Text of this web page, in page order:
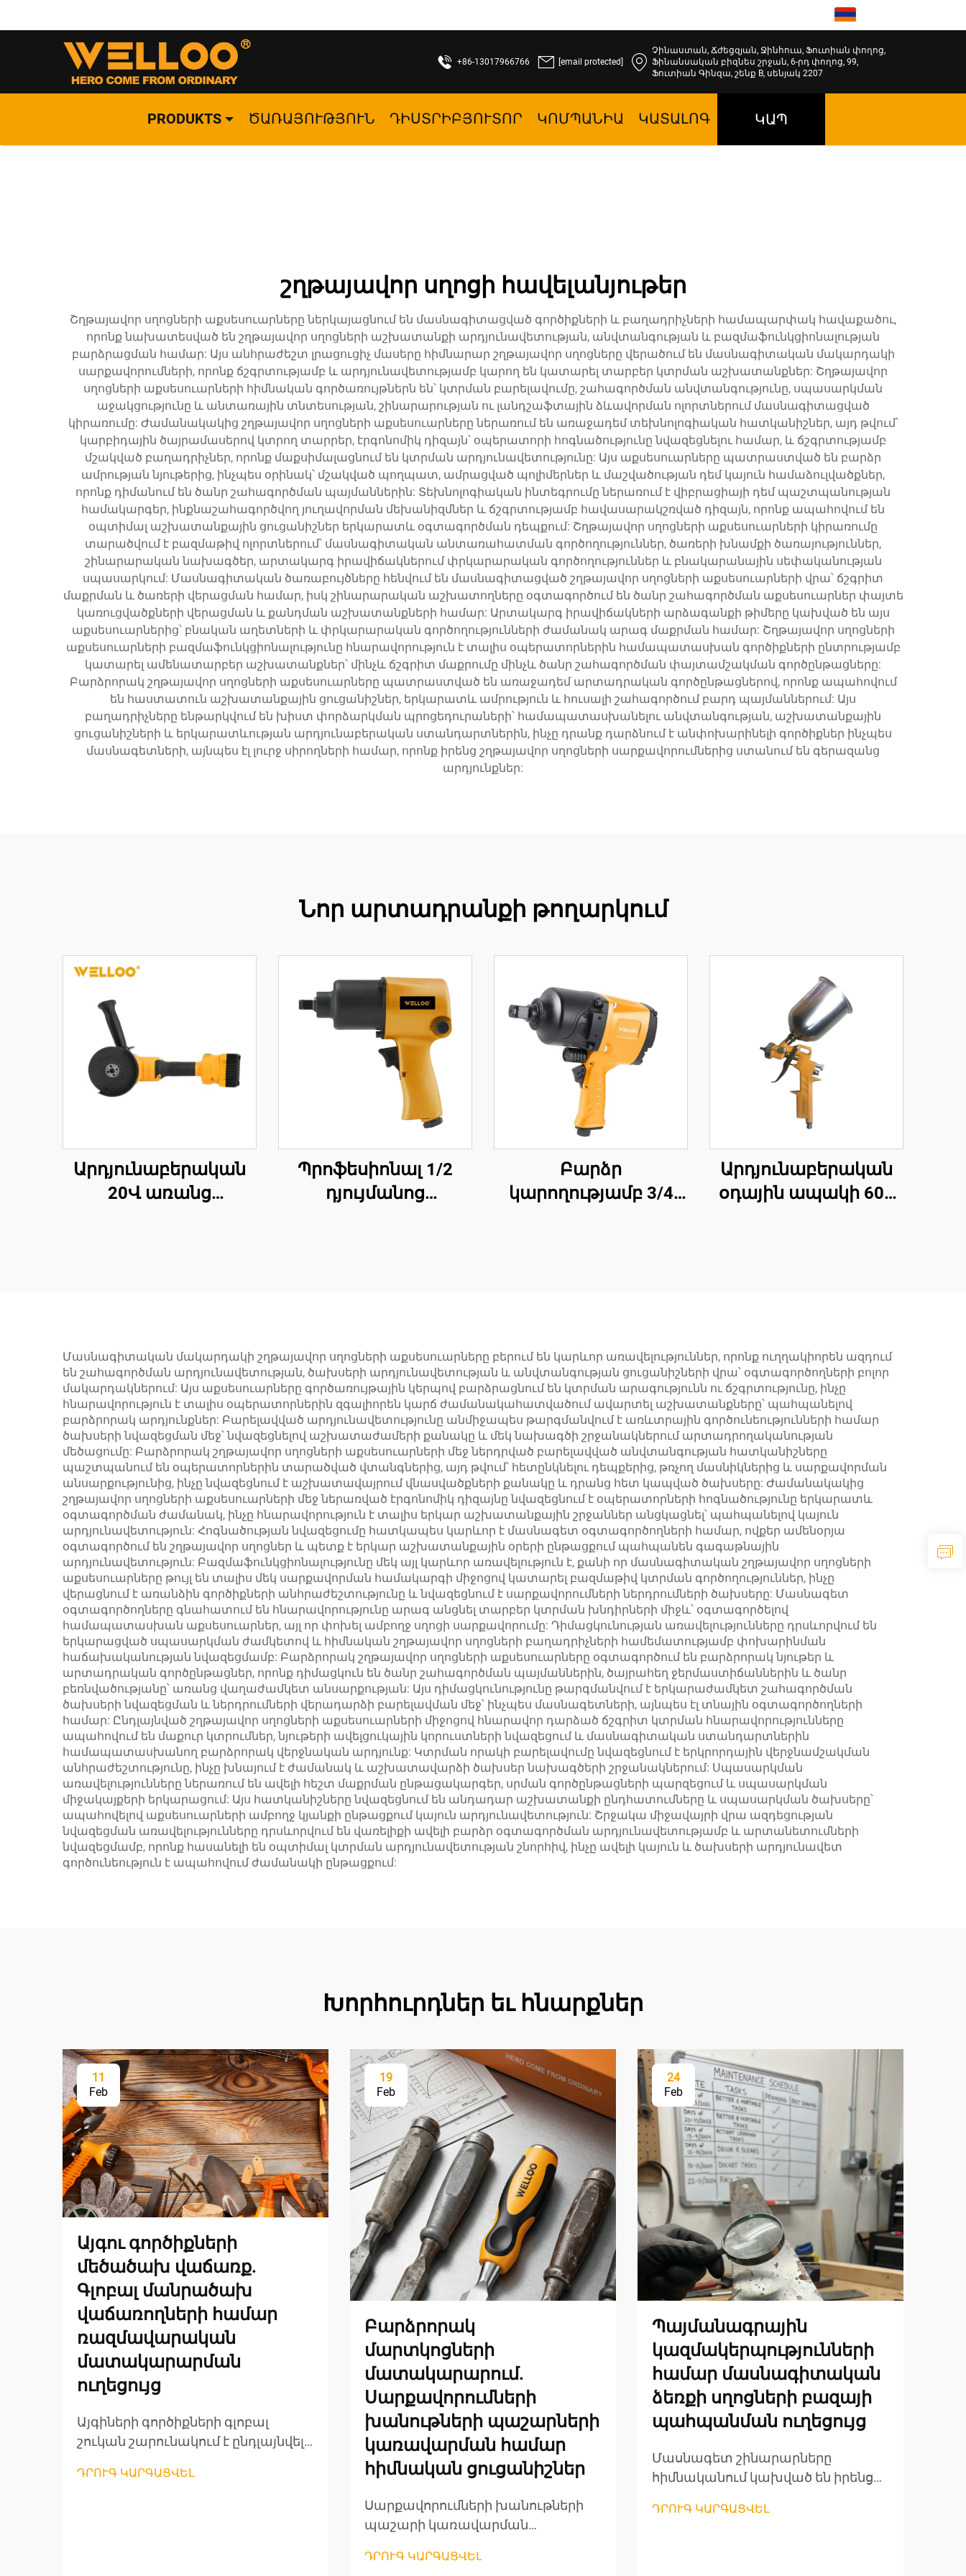
+86-13017966766 [email protected]
Չինաստան, Ճժեցզյան, Ջինհուա, Ֆուտիան փողոց,
Ֆինանսական բիզնես շրջան, 6-րդ փողոց, 99,
Ֆուտիան Գինզա, շենք B, սենյակ 2207
PRODUKTS ԾԱՌԱՅՈՒԹՅՈՒՆ ԴԻՍՏՐԻԲՅՈՒՏՈՐ ԿՈՄՊԱՆԻԱ ԿԱՏԱԼՈԳ ԿԱՊ
շղթայավոր սղոցի հավելանյութեր
Շղթայավոր սղոցների աքսեսուարները ներկայացնում են մասնագիտացված գործիքների և բաղադրիչների համապարփակ հավաքածու,
որոնք նախատեսված են շղթայավոր սղոցների աշխատանքի արդյունավետության, անվտանգության և բազմաֆունկցիոնալության
բարձրացման համար: Այս անհրաժեշտ լրացուցիչ մասերը հիմնարար շղթայավոր սղոցները վերածում են մասնագիտական մակարդակի
սարքավորումների, որոնք ճշգրտությամբ և արդյունավետությամբ կարող են կատարել տարբեր կտրման աշխատանքներ: Շղթայավոր
սղոցների աքսեսուարների հիմնական գործառույթներն են՝ կտրման բարելավումը, շահագործման անվտանգությունը, սպասարկման
աջակցությունը և անտառային տնտեսության, շինարարության ու լանդշաֆտային ձևավորման ոլորտներում մասնագիտացված
կիրառումը: Ժամանակակից շղթայավոր սղոցների աքսեսուարները ներառում են առաջադեմ տեխնոլոգիական հատկանիշներ, այդ թվում՝
կարբիդային ծայրամասերով կտրող տարրեր, էրգոնոմիկ դիզայն՝ օպերատորի հոգնածությունը նվազեցնելու համար, և ճշգրտությամբ
մշակված բաղադրիչներ, որոնք մաքսիմալացնում են կտրման արդյունավետությունը: Այս աքսեսուարները պատրաստված են բարձր
ամրության նյութերից, ինչպես օրինակ՝ մշակված պողպատ, ամրացված պոլիմերներ և մաշվածության դեմ կայուն համաձուլվածքներ,
որոնք դիմանում են ծանր շահագործման պայմաններին: Տեխնոլոգիական ինտեգրումը ներառում է վիբրացիայի դեմ պաշտպանության
համակարգեր, ինքնաշահագործվող յուղավորման մեխանիզմներ և ճշգրտությամբ հավասարակշռված դիզայն, որոնք ապահովում են
օպտիմալ աշխատանքային ցուցանիշներ երկարատև օգտագործման դեպքում: Շղթայավոր սղոցների աքսեսուարների կիրառումը
տարածվում է բազմաթիվ ոլորտներում՝ մասնագիտական անտառահատման գործողություններ, ծառերի խնամքի ծառայություններ,
շինարարական նախագծեր, արտակարգ իրավիճակներում փրկարարական գործողություններ և բնակարանային սեփականության
սպասարկում: Մասնագիտական ծառաբույծները հենվում են մասնագիտացված շղթայավոր սղոցների աքսեսուարների վրա՝ ճշգրիտ
մաքրման և ծառերի վերացման համար, իսկ շինարարական աշխատողները օգտագործում են ծանր շահագործման աքսեսուարներ փայտե
կառուցվածքների վերացման և քանդման աշխատանքների համար: Արտակարգ իրավիճակների արձագանքի թիմերը կախված են այս
աքսեսուարներից՝ բնական աղետների և փրկարարական գործողությունների ժամանակ արագ մաքրման համար: Շղթայավոր սղոցների
աքսեսուարների բազմաֆունկցիոնալությունը հնարավորություն է տալիս օպերատորներին համապատասխան գործիքների ընտրությամբ
կատարել ամենատարբեր աշխատանքներ՝ մինչև ճշգրիտ մաքրումը մինչև ծանր շահագործման փայտամշակման գործընթացները:
Բարձրորակ շղթայավոր սղոցների աքսեսուարները պատրաստված են առաջադեմ արտադրական գործընթացներով, որոնք ապահովում
են հաստատուն աշխատանքային ցուցանիշներ, երկարատև ամրություն և հուսալի շահագործում բարդ պայմաններում: Այս
բաղադրիչները ենթարկվում են խիստ փորձարկման պրոցեդուրաների՝ համապատասխանելու անվտանգության, աշխատանքային
ցուցանիշների և երկարատևության արդյունաբերական ստանդարտներին, ինչը դրանք դարձնում է անփոխարինելի գործիքներ ինչպես
մասնագետների, այնպես էլ լուրջ սիրողների համար, որոնք իրենց շղթայավոր սղոցների սարքավորումներից ստանում են գերազանց
արդյունքներ:
Նոր արտադրանքի թողարկում
Արդյունաբերական
20Վ առանց
մաքրման գործիքի
համար
Պրոֆեսիոնալ 1/2
դյույմանոց
Բարձր
կարողությամբ 3/4
համար
Արդյունաբերական
օդային ապակի 600
Մասնագիտական մակարդակի շղթայավոր սղոցների աքսեսուարները բերում են կարևոր առավելություններ, որոնք ուղղակիորեն ազդում
են շահագործման արդյունավետության, ծախսերի արդյունավետության և անվտանգության ցուցանիշների վրա՝ օգտագործողների բոլոր
մակարդակներում: Այս աքսեսուարները գործառույթային կերպով բարձրացնում են կտրման արագությունն ու ճշգրտությունը, ինչը
հնարավորություն է տալիս օպերատորներին զգալիորեն կարճ ժամանակահատվածում ավարտել աշխատանքները՝ պահպանելով
բարձրորակ արդյունքներ: Բարելավված արդյունավետությունը անմիջապես թարգմանվում է առևտրային գործունեությունների համար
ծախսերի նվազեցման մեջ՝ նվազեցնելով աշխատաժամերի քանակը և մեկ նախագծի շրջանակներում արտադրողականության
մեծացումը: Բարձրորակ շղթայավոր սղոցների աքսեսուարների մեջ ներդրված բարելավված անվտանգության հատկանիշները
պաշտպանում են օպերատորներին տարածված վտանգներից, այդ թվում՝ հետընկնելու դեպքերից, թռչող մասնիկներից և սարքավորման
անսարքությունից, ինչը նվազեցնում է աշխատավայրում վնասվածքների քանակը և դրանց հետ կապված ծախսերը: Ժամանակակից
շղթայավոր սղոցների աքսեսուարների մեջ ներառված էրգոնոմիկ դիզայնը նվազեցնում է օպերատորների հոգնածությունը երկարատև
օգտագործման ժամանակ, ինչը հնարավորություն է տալիս երկար աշխատանքային շրջաններ անցկացնել՝ պահպանելով կայուն
արդյունավետություն: Հոգնածության նվազեցումը հատկապես կարևոր է մասնագետ օգտագործողների համար, ովքեր ամենօրյա
օգտագործում են շղթայավոր սղոցներ և պետք է երկար աշխատանքային օրերի ընթացքում պահպանեն գագաթնային
արդյունավետություն: Բազմաֆունկցիոնալությունը մեկ այլ կարևոր առավելություն է, քանի որ մասնագիտական շղթայավոր սղոցների
աքսեսուարները թույլ են տալիս մեկ սարքավորման համակարգի միջոցով կատարել բազմաթիվ կտրման գործողություններ, ինչը
վերացնում է առանձին գործիքների անհրաժեշտությունը և նվազեցնում է սարքավորումների ներդրումների ծախսերը: Մասնագետ
օգտագործողները գնահատում են հնարավորությունը արագ անցնել տարբեր կտրման խնդիրների միջև՝ օգտագործելով
համապատասխան աքսեսուարներ, այլ որ փոխել ամբողջ սղոցի սարքավորումը: Դիմացկունության առավելությունները դրսևորվում են
երկարացված սպասարկման ժամկետով և հիմնական շղթայավոր սղոցների բաղադրիչների համեմատությամբ փոխարինման
հաճախականության նվազեցմամբ: Բարձրորակ շղթայավոր սղոցների աքսեսուարները օգտագործում են բարձրորակ նյութեր և
արտադրական գործընթացներ, որոնք դիմացկուն են ծանր շահագործման պայմաններին, ծայրահեղ ջերմաստիճաններին և ծանր
բեռնվածությանը՝ առանց վաղաժամկետ անսարքության: Այս դիմացկունությունը թարգմանվում է երկարաժամկետ շահագործման
ծախսերի նվազեցման և ներդրումների վերադարձի բարելավման մեջ՝ ինչպես մասնագետների, այնպես էլ տնային օգտագործողների
համար: Ընդլայնված շղթայավոր սղոցների աքսեսուարների միջոցով հնարավոր դարձած ճշգրիտ կտրման հնարավորությունները
ապահովում են մաքուր կտրումներ, նյութերի ավելցուկային կորուստների նվազեցում և մասնագիտական ստանդարտներին
համապատասխանող բարձրորակ վերջնական արդյունք: Կտրման որակի բարելավումը նվազեցնում է երկրորդային վերջնամշակման
անհրաժեշտությունը, ինչը խնայում է ժամանակ և աշխատավարձի ծախսեր նախագծերի շրջանակներում: Սպասարկման
առավելությունները ներառում են ավելի հեշտ մաքրման ընթացակարգեր, սրման գործընթացների պարզեցում և սպասարկման
միջակայքերի երկարացում: Այս հատկանիշները նվազեցնում են անդադար աշխատանքի ընդհատումները և սպասարկման ծախսերը՝
ապահովելով աքսեսուարների ամբողջ կյանքի ընթացքում կայուն արդյունավետություն: Շրջակա միջավայրի վրա ազդեցության
նվազեցման առավելությունները դրսևորվում են վառելիքի ավելի բարձր օգտագործման արդյունավետությամբ և արտանետումների
նվազեցմամբ, որոնք հասանելի են օպտիմալ կտրման արդյունավետության շնորհիվ, ինչը ավելի կայուն և ծախսերի արդյունավետ
գործունեություն է ապահովում ժամանակի ընթացքում:
Խորհուրդներ եւ հնարքներ
11
Feb
Այգու գործիքների
մեծածախ վաճառք.
Գլոբալ մանրածախ
վաճառողների համար
ռազմավարական
մատակարարման
ուղեցույց
Այգիների գործիքների գլոբալ
շուկան շարունակում է ընդլայնվել,
տնտեսությունները ավելի շատ են
ԴՐՈՒԳ ԿԱՐԳԱՑՎԵԼ
19
Feb
Բարձրորակ
մարտկոցների
մատակարարում.
Սարքավորումների
խանութների պաշարների
կառավարման համար
հիմնական ցուցանիշներ
Սարքավորումների խանութների
պաշարի կառավարման
տակ են գտնվում՝
ԴՐՈՒԳ ԿԱՐԳԱՑՎԵԼ
24
Feb
Պայմանագրային
կազմակերպությունների
համար մասնագիտական
ձեռքի սղոցների բազայի
պահպանման ուղեցույց
Մասնագետ շինարարները
հիմնականում կախված են իրենց
նախագծերը արդյունավետ
ԴՐՈՒԳ ԿԱՐԳԱՑՎԵԼ